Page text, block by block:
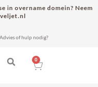
in overname domein? Neem
Advies of hulp nodig?
0